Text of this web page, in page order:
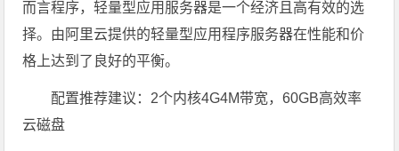
而言程序，轻量型应用服务器是一个经济且高有效的选
择。由阿里云提供的轻量型应用程序服务器在性能和价
格上达到了良好的平衡。
配置推荐建议：2个内核4G4M带宽，60GB高效率
云磁盘